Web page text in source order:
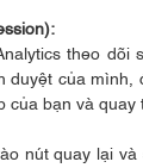
theo
của
bạn và quay
nút quay lại